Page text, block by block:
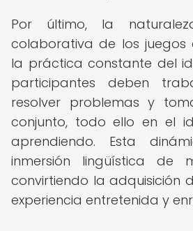
Por último, la
colaborativa de los juegos
la práctica constante del
participantes deben
resolver problemas y
conjunto, todo ello en el
aprendiendo. Esta
inmersión lingüística de
convirtiendo la adquisición
experiencia entretenida y